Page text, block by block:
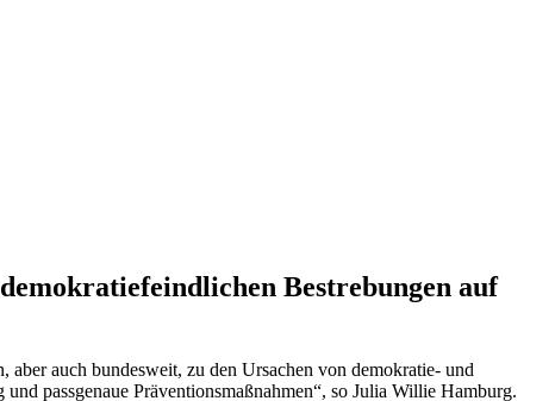
Bestrebungen auf
auch bundesweit, zu den Ursachen von demokratie- und
passgenaue Präventionsmaßnahmen“, so Julia Willie Hamburg.